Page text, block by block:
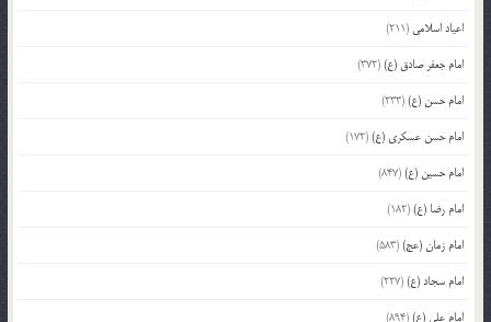
اعیاد اسلامی (211)
امام جعفر صادق (ع)(372)
امام حسن (ع)(233)
امام حسن عسکری (ع)(172)
امام حسین (ع)(847)
امام رضا (ع)(182)
امام زمان (عج)(583)
امام سجاد (ع)(227)
امام علی (ع)(894)